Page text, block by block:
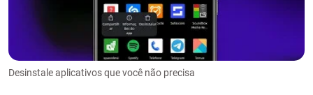
Desinstale aplicativos que você não precisa